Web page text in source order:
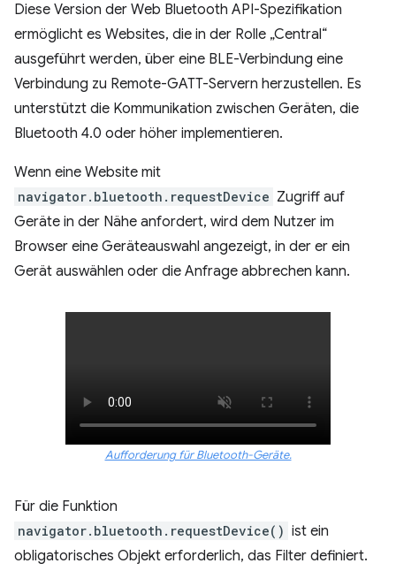
Diese Version der Web Bluetooth API-Spezifikation
ermöglicht es Websites, die in der Rolle „Central“
ausgeführt werden, über eine BLE-Verbindung eine
Verbindung zu Remote-GATT-Servern herzustellen. Es
unterstützt die Kommunikation zwischen Geräten, die
Bluetooth 4.0 oder höher implementieren.
Wenn eine Website mit
navigator.bluetooth.requestDevice Zugriff auf
Geräte in der Nähe anfordert, wird dem Nutzer im
Browser eine Geräteauswahl angezeigt, in der er ein
Gerät auswählen oder die Anfrage abbrechen kann.
Aufforderung für Bluetooth-Geräte.
Für die Funktion
navigator.bluetooth.requestDevice() ist ein
obligatorisches Objekt erforderlich, das Filter definiert.